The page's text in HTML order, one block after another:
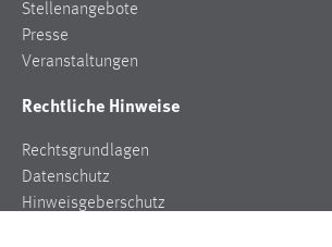
Stellenangebote
Presse
Veranstaltungen
Rechtliche Hinweise
Rechtsgrundlagen
Datenschutz
Hinweisgeberschutz